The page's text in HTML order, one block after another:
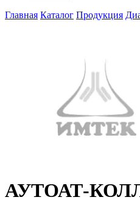
Главная Каталог Продукция
АУТОАТ-